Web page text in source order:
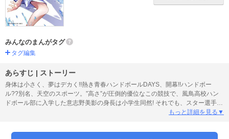
みんなのまんがタグ
タグ編集
あらすじ | ストーリー
身体は小さく、夢はデカく!!熱き青春ハンドボールDAYS、開幕!!ハンドボー
ル??別名、天空のスポーツ。”高さ”が圧倒的優位なこの競技で、風鳥高校ハン
ドボール部に入学した意志野美影の身長は小学生同然! それでも、スター選手だ
った父から授かった“天地逆転”のシュートを武器に、個性豊かな仲間たちと夢を
もっと詳細を見る▼